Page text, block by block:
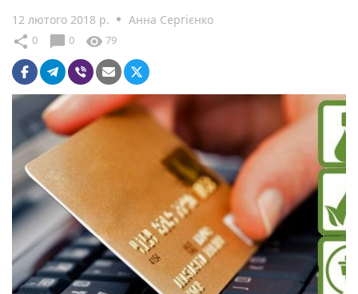
12 лютого 2018 р. Анна Сергієнко
share 0 chat_bubble 0 visibility 79